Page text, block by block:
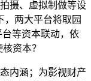
摄、虚拟制做等设
，两大平台将取园
等资本联动，依
资本？
内涵；为影视财产